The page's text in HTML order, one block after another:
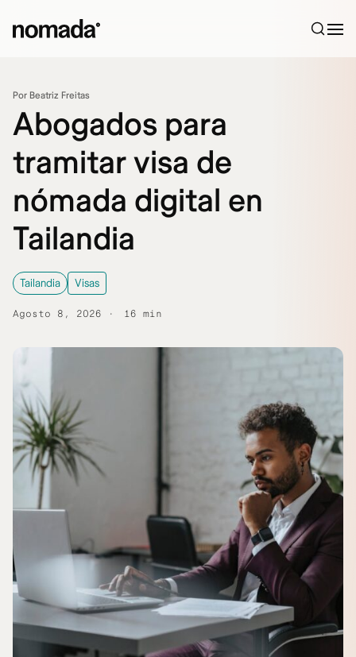
Por Beatriz Freitas
Abogados para
tramitar visa de
nómada digital en
Tailandia
Tailandia Visas
Agosto 8, 2026 16 min